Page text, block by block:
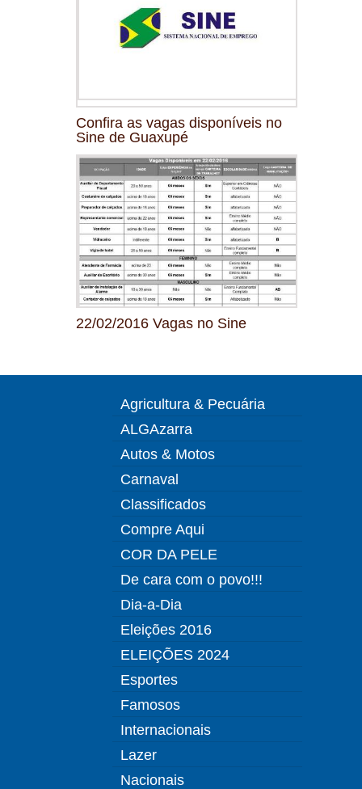
Confira as vagas disponíveis no
Sine de Guaxupé
22/02/2016 Vagas no Sine
Agricultura & Pecuária
ALGAzarra
Autos & Motos
Carnaval
Classificados
Compre Aqui
COR DA PELE
De cara com o povo!!!
Dia-a-Dia
Eleições 2016
ELEIÇÕES 2024
Esportes
Famosos
Internacionais
Lazer
Nacionais